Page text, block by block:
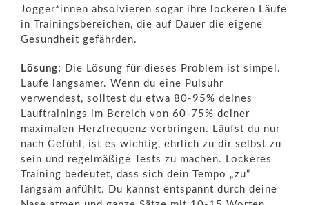
Jogger*innen absolvieren sogar ihre lockeren Läufe
in Trainingsbereichen, die auf Dauer die eigene
Gesundheit gefährden.
Lösung:
Die Lösung für dieses Problem ist simpel.
Laufe langsamer. Wenn du eine Pulsuhr
verwendest, solltest du etwa 80-95% deines
Lauftrainings im Bereich von 60-75% deiner
maximalen Herzfrequenz verbringen. Läufst du nur
nach Gefühl, ist es wichtig, ehrlich zu dir selbst zu
sein und regelmäßige Tests zu machen. Lockeres
Training bedeutet, dass sich dein Tempo „zu“
langsam anfühlt. Du kannst entspannt durch deine